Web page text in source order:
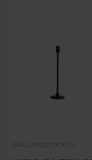
BALLCANDLESTICK-35